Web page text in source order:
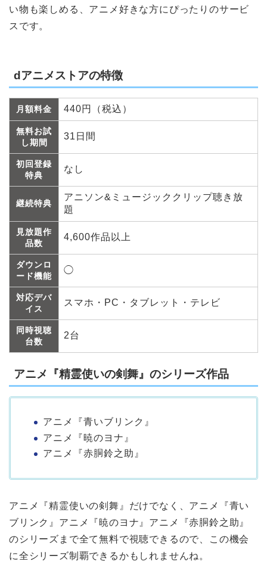
い物も楽しめる、アニメ好きな方にぴったりのサービ
スです。
dアニメストアの特徴
月額料金 440円（税込）
無料お試
し期間
31日間
初回登録
特典
なし
継続特典
アニソン&ミュージッククリップ聴き放
題
見放題作
品数
4,600作品以上
ダウンロ
ード機能
◯
対応デバ
イス
スマホ・PC・タブレット・テレビ
同時視聴
台数
2台
アニメ『精霊使いの剣舞』のシリーズ作品
アニメ『青いブリンク』
アニメ『暁のヨナ』
アニメ『赤胴鈴之助』
アニメ『精霊使いの剣舞』だけでなく、アニメ『青い
ブリンク』アニメ『暁のヨナ』アニメ『赤胴鈴之助』
のシリーズまで全て無料で視聴できるので、この機会
に全シリーズ制覇できるかもしれませんね。